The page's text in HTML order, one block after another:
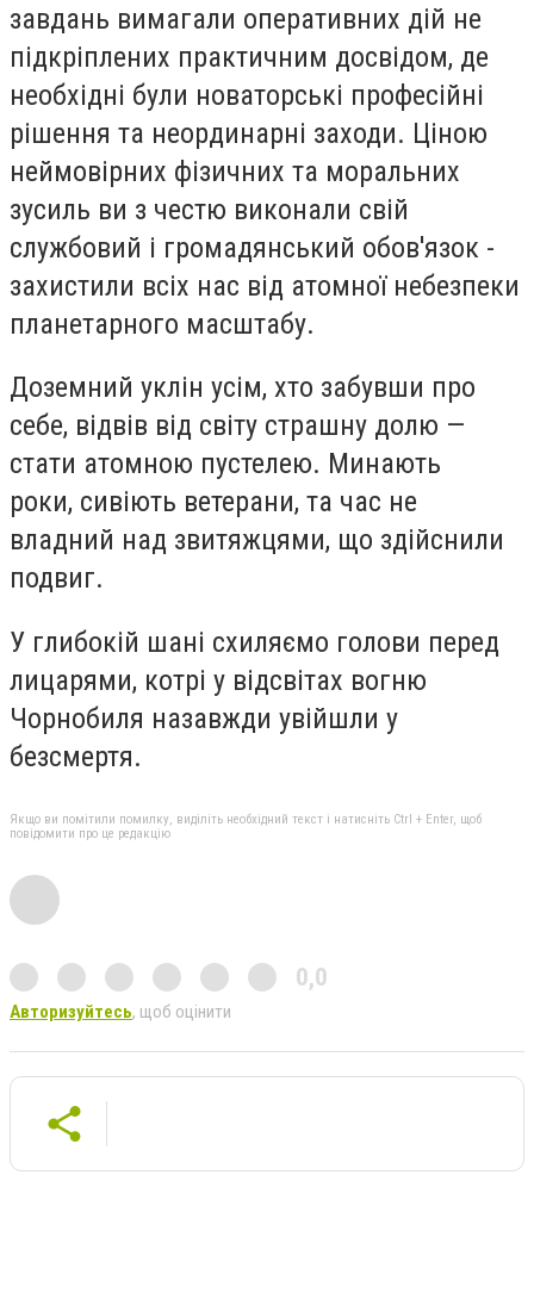
завдань вимагали оперативних дій не
підкріплених практичним досвідом, де
необхідні були новаторські професійні
рішення та неординарні заходи. Ціною
неймовірних фізичних та моральних
зусиль ви з честю виконали свій
службовий і громадянський обов'язок -
захистили всіх нас від атомної небезпеки
планетарного масштабу.
Доземний уклін усім, хто забувши про
себе, відвів від світу страшну долю —
стати атомною пустелею. Минають
роки, сивіють ветерани, та час не
владний над звитяжцями, що здійснили
подвиг.
У глибокій шані схиляємо голови перед
лицарями, котрі у відсвітах вогню
Чорнобиля назавжди увійшли у
безсмертя.
Якщо ви помітили помилку, виділіть необхідний текст і натисніть Ctrl + Enter, щоб
повідомити про це редакцію
0,0
Авторизуйтесь, щоб оцінити